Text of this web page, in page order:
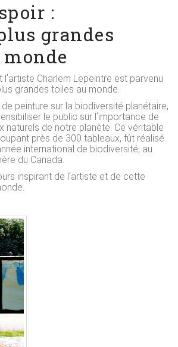
:
grandes
Charlem Lepeintre est parvenu
grandes toiles au monde.
peinture sur la biodiversité planétaire,
le public sur lʼimportance de
naturels de notre planète. Ce véritable
près de 300 tableaux, fût réalisé
international de biodiversité, au
du Canada.
inspirant de lʼartiste et de cette